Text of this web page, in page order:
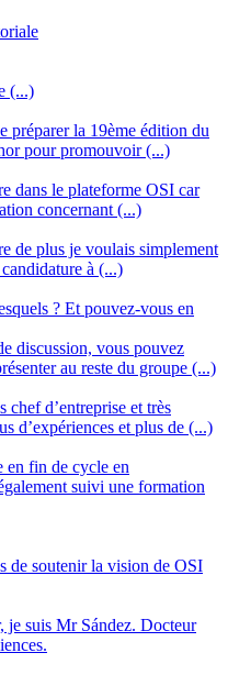
(...)
préparer la 19ème édition du
pour promouvoir (...)
dans le plateforme OSI car
concernant (...)
de plus je voulais simplement
à (...)
? Et pouvez-vous en
discussion, vous pouvez
au reste du groupe (...)
chef d’entreprise et très
d’expériences et plus de (...)
en fin de cycle en
suivi une formation
de soutenir la vision de OSI
je suis Mr Sández. Docteur